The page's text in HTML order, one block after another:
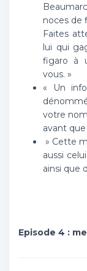
noces de
Faites
lui qui
figaro à
vous. »
«
Un
votre
avant
» Cette
aussi
ainsi que
Episode 4 :